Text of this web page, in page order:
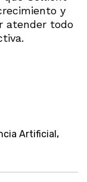
y
atender todo
Artificial,